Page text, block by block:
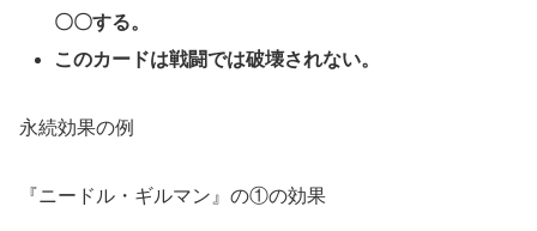
〇〇する。
このカードは戦闘では破壊されない。
永続効果の例
『ニードル・ギルマン』の①の効果